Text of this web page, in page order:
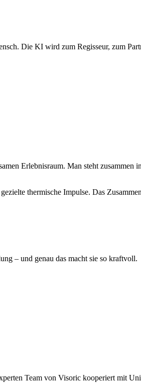
Die KI wird zum Regisseur, zum
Erlebnisraum. Man steht
thermische Impulse. Das
– und genau das macht sie so kraftvoll.
Team von Visoric kooperiert mit